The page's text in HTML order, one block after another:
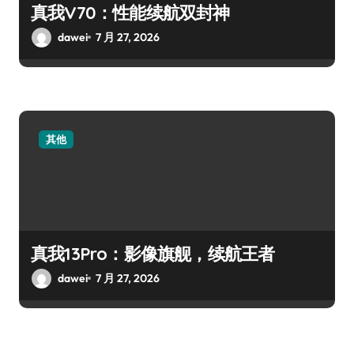
真我V70：性能续航双封神
dawei 7 月 27, 2026
其他
真我13Pro：影像旗舰，续航王者
dawei 7 月 27, 2026